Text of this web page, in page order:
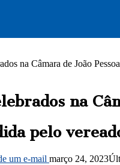
na Câmara de João Pessoa
na
pelo
um e-mail março 24, 2023